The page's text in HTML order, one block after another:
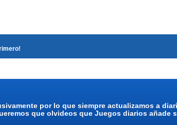
por lo que siempre actualizamos a
que olvideos que Juegos diarios